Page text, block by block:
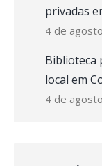
privadas
4 de
Biblioteca
local em
4 de